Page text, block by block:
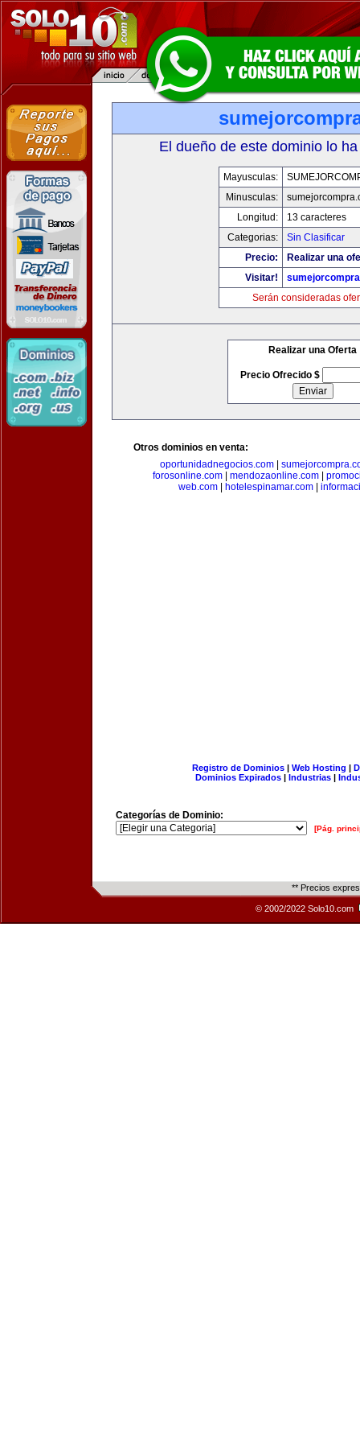
El dueño de este dominio lo
Mayusculas:
Minusculas:
Longitud:
13 caracteres
Categorias:
Sin Clasificar
Precio:
Realizar una
Visitar!
Serán consideradas
Realizar una Oferta
Precio Ofrecido $
Otros dominios en venta:
oportunidadnegocios.com|
forosonline.com| mendozaonline.com|
web.com
hotelespinamar.com
Registro de Dominios| Web Hosting |
Dominios Expirados | Industrias |
Categorías de Dominio:
[Pág.
** Precios
© 2002/2022 Solo10.com